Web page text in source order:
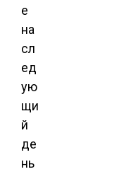
е
на
сл
ед
ую
щи
й
де
нь